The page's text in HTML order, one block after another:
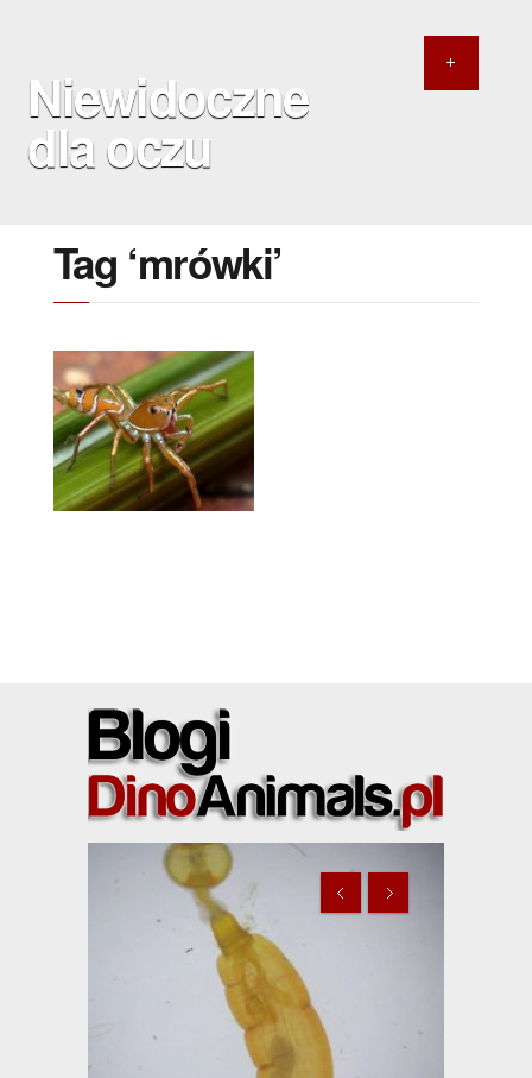
Niewidoczne
dla oczu
Tag ‘mrówki’
4 MAJA 2020
Wilki w owczych
skórach